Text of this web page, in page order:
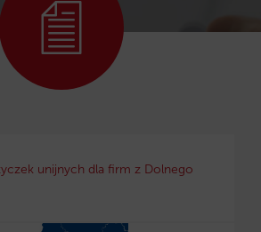
unijnych dla firm z Dolnego